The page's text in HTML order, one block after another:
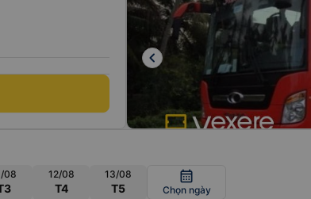
keyboard_arrow_left
08 12/08
T4
13/08
T5
calendar_month
Chọn ngày